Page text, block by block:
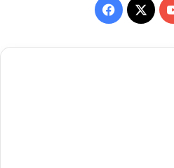
Facebook
X